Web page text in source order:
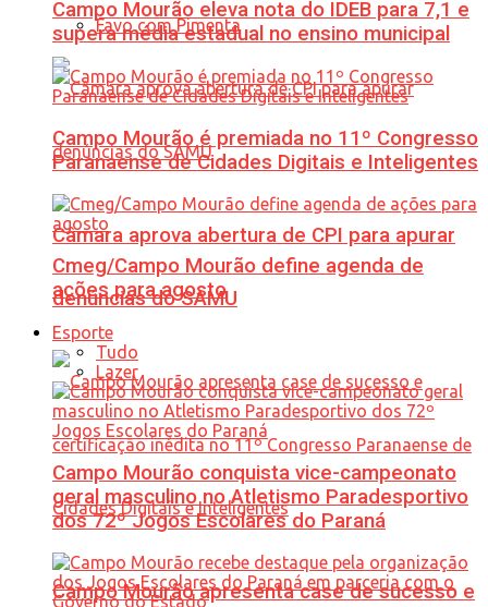
Favo com Pimenta
Câmara aprova abertura de CPI para apurar
denúncias do SAMU
Campo Mourão apresenta case de sucesso e
Campo Mourão eleva nota do IDEB para 7,1 e
supera média estadual no ensino municipal
Campo Mourão é premiada no 11º Congresso
Paranaense de Cidades Digitais e Inteligentes
Cmeg/Campo Mourão define agenda de
ações para agosto
Esporte
Tudo
Lazer
Campo Mourão conquista vice-campeonato
geral masculino no Atletismo Paradesportivo
dos 72º Jogos Escolares do Paraná